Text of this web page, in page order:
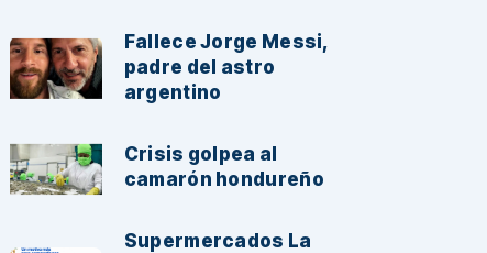
Fallece Jorge Messi,
padre del astro
argentino
Crisis golpea al
camarón hondureño
Supermercados La